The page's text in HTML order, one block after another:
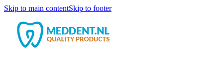
Skip to main contentSkip to footer